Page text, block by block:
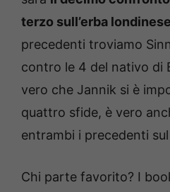
terzo sull’erba londinese
precedenti troviamo
contro le 4 del nativo di
vero che Jannik si è
quattro sfide, è vero
entrambi i precedenti
Chi parte favorito? I